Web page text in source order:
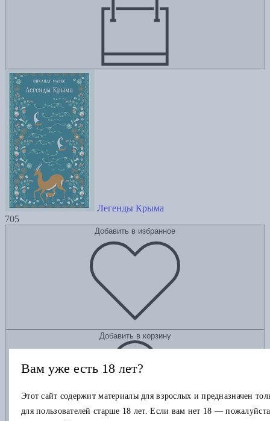
Легенды Крыма
705
Добавить в избранное
Добавить в корзину
Вам уже есть 18 лет?
Этот сайт содержит материалы для взрослых и предназначен
для пользователей старше 18 лет. Если вам нет 18 —